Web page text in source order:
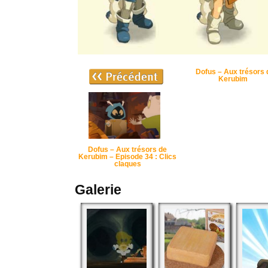
Dofus – Aux trésors de
Kerubim – Episode 34 : Clics
claques
Dofus – Aux trésors
Kerubim
Galerie